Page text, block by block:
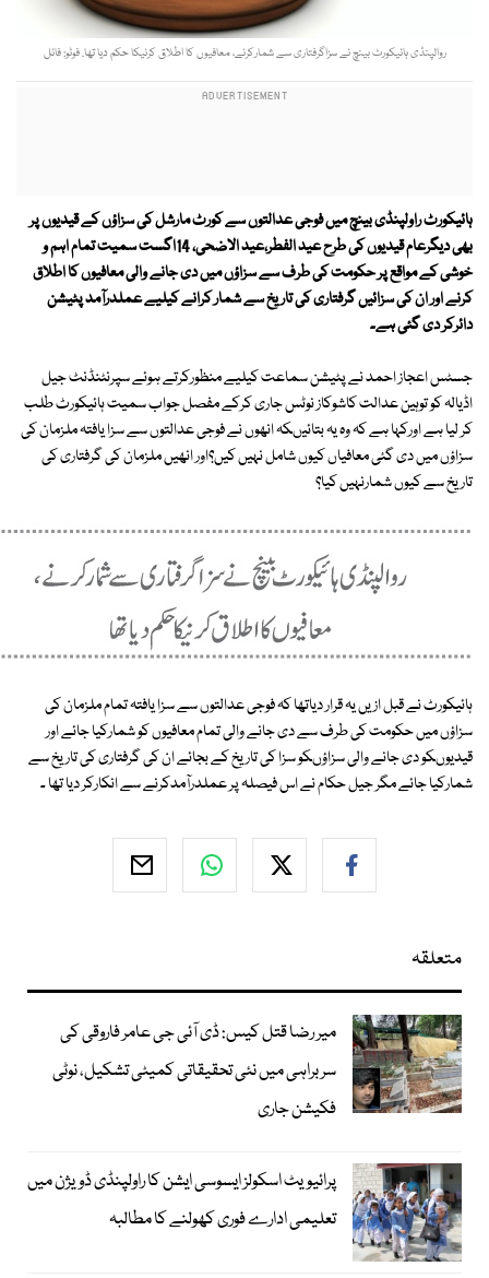
روالپنڈی ہائیکورٹ بینچ نے سزاگرفتاری سے شمارکرنے، معافیوں کا اطلاق کرنیکا حکم دیا تھا. فوٹو: فائل
ہائیکورٹ راولپنڈی بینچ میں فوجی عدالتوں سے کورٹ مارشل کی سزاؤں کے قیدیوں پر
بھی دیگرعام قیدیوں کی طرح عید الفطر،عید الاضحی، 14اگست سمیت تمام اہم و
خوشی کے مواقع پر حکومت کی طرف سے سزاؤں میں دی جانے والی معافیوں کا اطلاق
کرنے اور ان کی سزائیں گرفتاری کی تاریخ سے شمار کرانے کیلیے عملدرآمد پٹیشن
دائرکر دی گئی ہے۔
جسٹس اعجاز احمد نے پٹیشن سماعت کیلیے منظورکرتے ہوئے سپرنٹنڈنٹ جیل
اڈیالہ کو توہین عدالت کاشوکاز نوٹس جاری کرکے مفصل جواب سمیت ہائیکورٹ طلب
کر لیا ہے اورکہا ہے کہ وہ یہ بتائیںکہ انھوں نے فوجی عدالتوں سے سزا یافتہ ملزمان کی
سزاؤں میں دی گئی معافیاں کیوں شامل نہیں کیں؟اور انھیں ملزمان کی گرفتاری کی
تاریخ سے کیوں شمارنہیں کیا؟
ہائیکورٹ نے قبل ازیں یہ قرار دیاتھا کہ فوجی عدالتوں سے سزا یافتہ تمام ملزمان کی
سزاؤں میں حکومت کی طرف سے دی جانے والی تمام معافیوں کو شمارکیا جائے اور
قیدیوںکو دی جانے والی سزاؤںکو سزا کی تاریخ کے بجائے ان کی گرفتاری کی تاریخ سے
شمارکیا جائے مگر جیل حکام نے اس فیصلہ پر عملدرآمدکرنے سے انکارکر دیا تھا ۔
متعلقہ
میر رضا قتل کیس: ڈی آئی جی عامر فاروقی کی
سربراہی میں نئی تحقیقاتی کمیٹی تشکیل، نوٹی
فکیشن جاری
پرائیویٹ اسکولز ایسوسی ایشن کا راولپنڈی ڈویژن میں
تعلیمی ادارے فوری کھولنے کا مطالبہ